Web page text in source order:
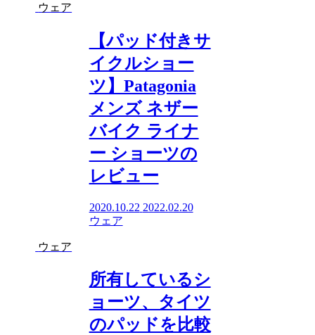
ウェア
【パッド付きサ
イクルショー
ツ】Patagonia
メンズ ネザー
バイク ライナ
ー ショーツの
レビュー
2020.10.22 2022.02.20
ウェア
ウェア
所有しているシ
ョーツ、タイツ
のパッドを比較